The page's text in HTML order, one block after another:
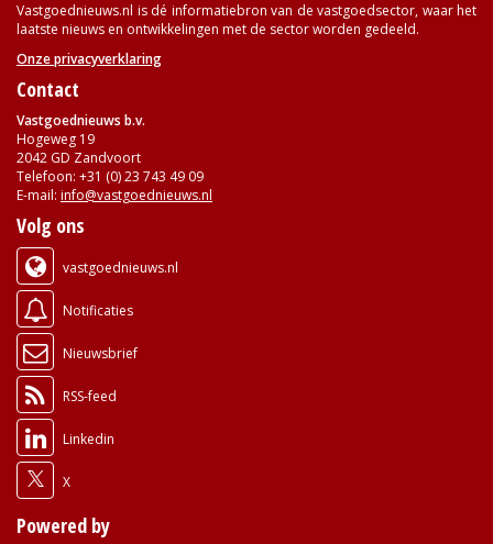
Vastgoednieuws.nl is dé informatiebron van de vastgoedsector, waar het
laatste nieuws en ontwikkelingen met de sector worden gedeeld.
Onze privacyverklaring
Contact
Vastgoednieuws b.v.
Hogeweg 19
2042 GD Zandvoort
Telefoon: +31 (0) 23 743 49 09
E-mail: info@vastgoednieuws.nl
Volg ons
vastgoednieuws.nl
Notificaties
Nieuwsbrief
RSS-feed
Linkedin
X
Powered by